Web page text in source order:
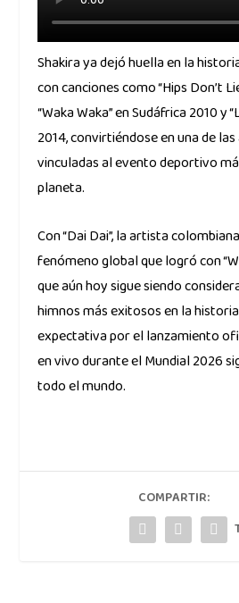
Shakira ya dejó huella en la
con canciones como “Hips Don’t
“Waka Waka” en Sudáfrica 2010 y
2014, convirtiéndose en una de
vinculadas al evento deportivo
planeta.
Con “Dai Dai”, la artista
fenómeno global que logró con
que aún hoy sigue siendo
himnos más exitosos en la
expectativa por el lanzamiento
en vivo durante el Mundial 2026
todo el mundo.
COMPARTIR: